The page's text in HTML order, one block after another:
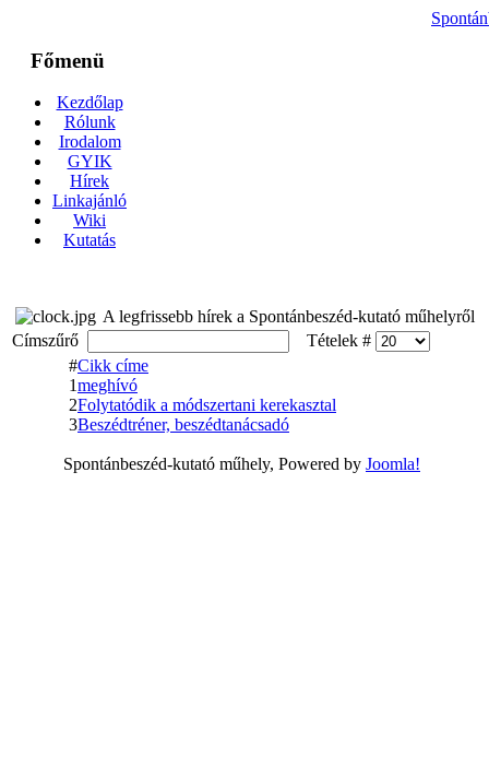
Főmenü
Kezdőlap
Rólunk
Irodalom
GYIK
Hírek
Linkajánló
Wiki
Kutatás
A legfrissebb hírek a Spontánbeszéd-kutató műhelyről
Címszűrő
Tételek #
#Cikk címe
1meghívó
2Folytatódik a módszertani kerekasztal
3Beszédtréner, beszédtanácsadó
Spontánbeszéd-kutató műhely, Powered by Joomla!